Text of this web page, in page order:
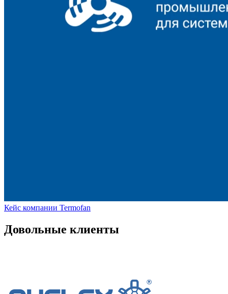
Кейс компании Termofan
Довольные клиенты